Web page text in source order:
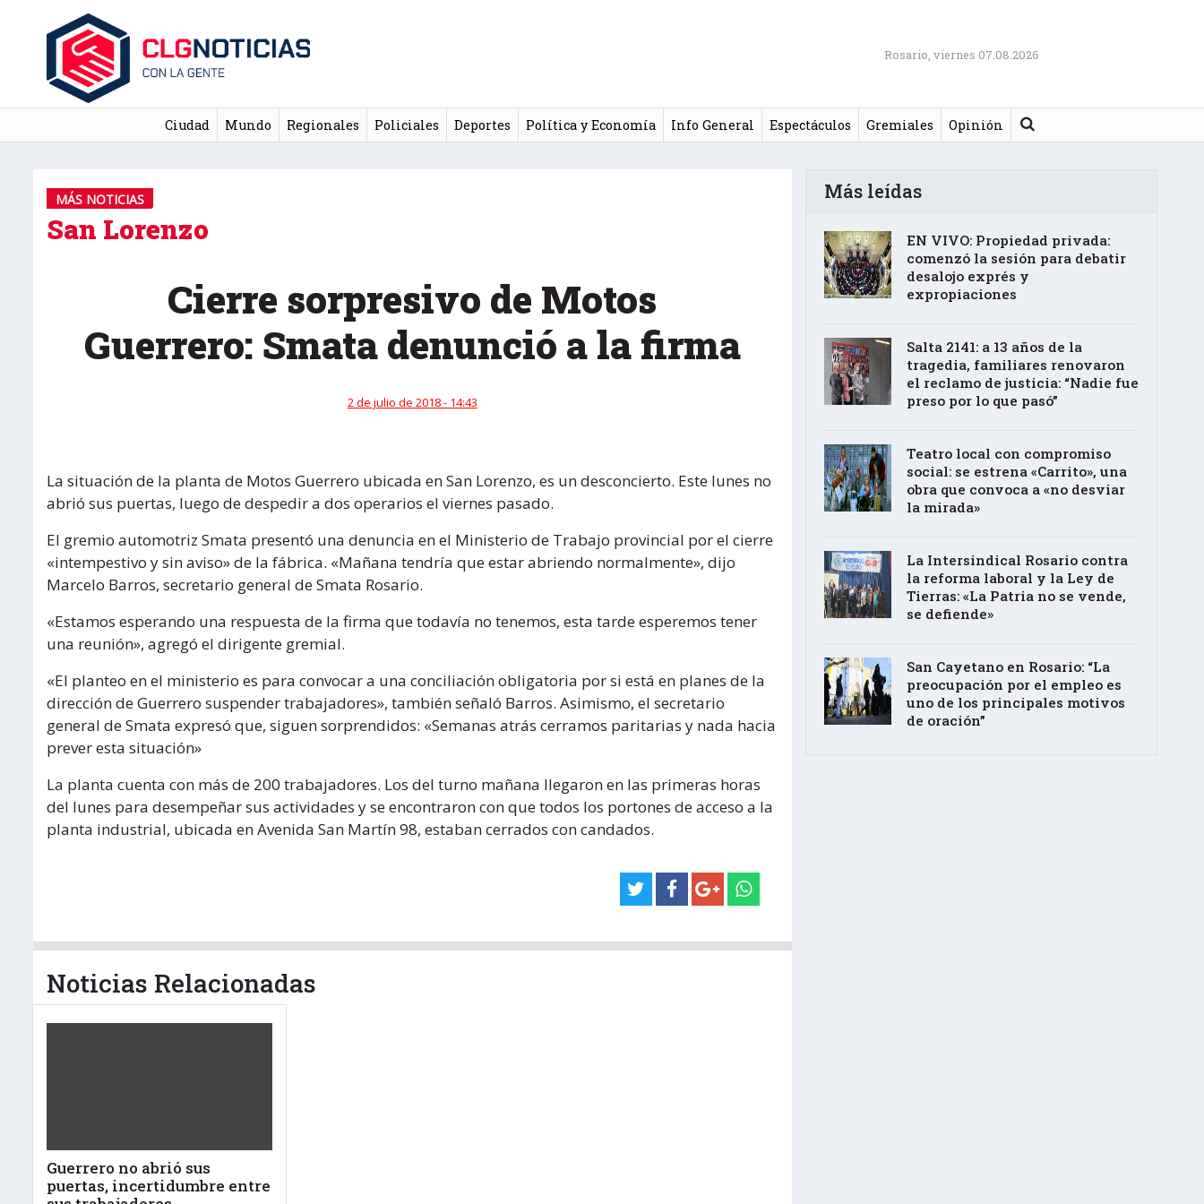
Rosario, viernes 07.08.2026
Ciudad Mundo Regionales Policiales Deportes Política y Economía Info General Espectáculos Gremiales Opinión Buscar
MÁS NOTICIAS
San Lorenzo
Cierre sorpresivo de Motos
Guerrero: Smata denunció a la firma
2 de julio de 2018 - 14:43
La situación de la planta de Motos Guerrero ubicada en San Lorenzo, es un desconcierto. Este lunes no
abrió sus puertas, luego de despedir a dos operarios el viernes pasado.
El gremio automotriz Smata presentó una denuncia en el Ministerio de Trabajo provincial por el cierre
«intempestivo y sin aviso» de la fábrica. «Mañana tendría que estar abriendo normalmente», dijo
Marcelo Barros, secretario general de Smata Rosario.
«Estamos esperando una respuesta de la firma que todavía no tenemos, esta tarde esperemos tener
una reunión», agregó el dirigente gremial.
«El planteo en el ministerio es para convocar a una conciliación obligatoria por si está en planes de la
dirección de Guerrero suspender trabajadores», también señaló Barros. Asimismo, el secretario
general de Smata expresó que, siguen sorprendidos: «Semanas atrás cerramos paritarias y nada hacia
prever esta situación»
La planta cuenta con más de 200 trabajadores. Los del turno mañana llegaron en las primeras horas
del lunes para desempeñar sus actividades y se encontraron con que todos los portones de acceso a la
planta industrial, ubicada en Avenida San Martín 98, estaban cerrados con candados.
Noticias Relacionadas
Guerrero no abrió sus
puertas, incertidumbre entre
Más leídas
EN VIVO: Propiedad privada:
comenzó la sesión para debatir
desalojo exprés y
expropiaciones
Salta 2141: a 13 años de la
tragedia, familiares renovaron
el reclamo de justicia: “Nadie fue
preso por lo que pasó”
Teatro local con compromiso
social: se estrena «Carrito», una
obra que convoca a «no desviar
la mirada»
La Intersindical Rosario contra
la reforma laboral y la Ley de
Tierras: «La Patria no se vende,
se defiende»
San Cayetano en Rosario: “La
preocupación por el empleo es
uno de los principales motivos
de oración”